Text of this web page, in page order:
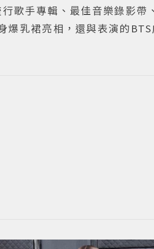
歌手專輯、最佳音樂錄影帶
乳裙亮相，還與表演的BTS